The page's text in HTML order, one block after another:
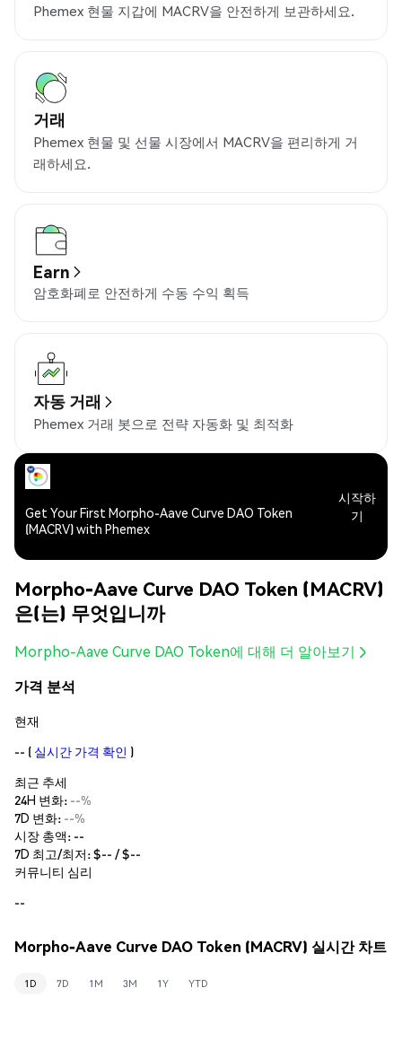
Phemex 현물 지갑에 MACRV을 안전하게 보관하세요.
거래
Phemex 현물 및 선물 시장에서 MACRV을 편리하게 거
래하세요.
Earn
암호화폐로 안전하게 수동 수익 획득
자동 거래
Phemex 거래 봇으로 전략 자동화 및 최적화
Get Your First Morpho-Aave Curve DAO Token
(MACRV) with Phemex
시작하
기
Morpho-Aave Curve DAO Token (MACRV)
은(는) 무엇입니까
Morpho-Aave Curve DAO Token에 대해 더 알아보기
가격 분석
현재
-- ( 실시간 가격 확인 )
최근 추세
24H 변화: --%
7D 변화: --%
시장 총액: --
7D 최고/최저: $-- / $--
커뮤니티 심리
--
Morpho-Aave Curve DAO Token (MACRV) 실시간 차트
1D 7D 1M 3M 1Y YTD